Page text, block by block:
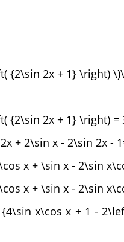
{2\sin 2x + 1} \right)
{2\sin 2x + 1} \right) =
+ 2\sin x - 2\sin 2x -
x + \sin x - 2\sin
x + \sin x - 2\sin
x\cos x + 1 -